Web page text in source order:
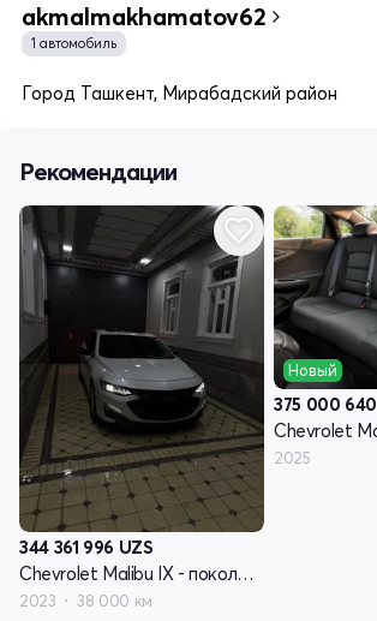
akmalmakhamatov62
1 автомобиль
Город Ташкент, Мирабадский район
Рекомендации
344 361 996 UZS
Chevrolet Malibu IX - поколение рестайлинг
2023 38 000 км
Новый
375 000 640
2025